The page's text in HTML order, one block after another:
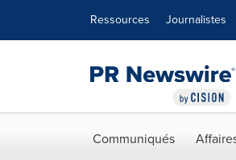
Ressources Journalistes
Communiqués